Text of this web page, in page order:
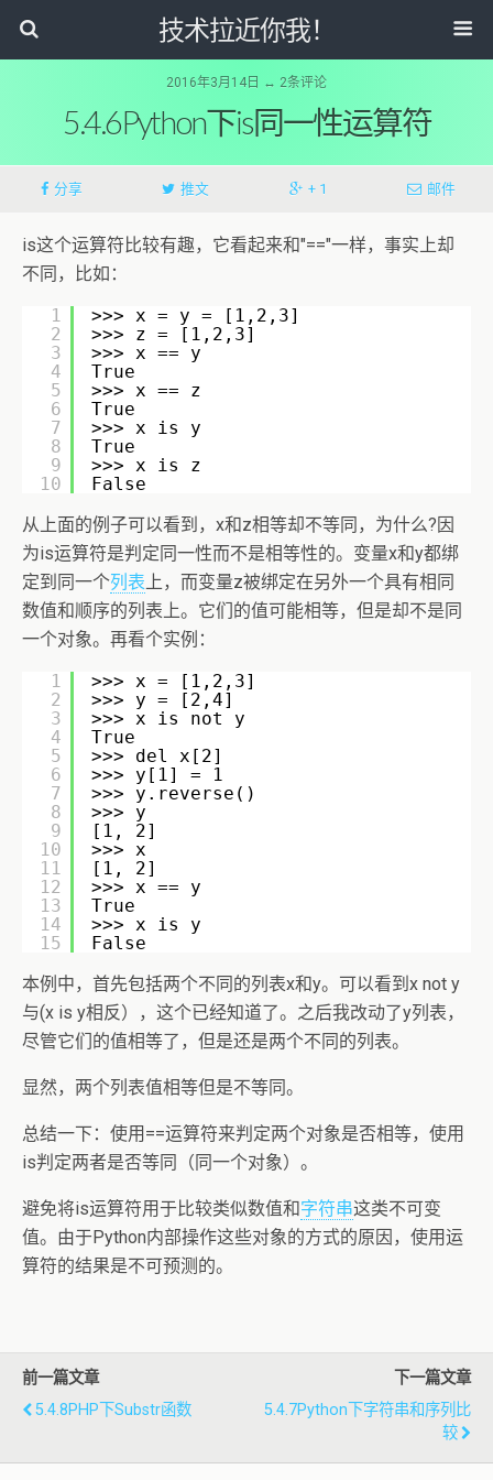
技术拉近你我！
2016年3月14日 ↔ 2条评论
5.4.6Python下is同一性运算符
分享 推文 + 1 邮件
is这个运算符比较有趣，它看起来和"=="一样，事实上却
不同，比如：
1
2
3
4
5
6
7
8
9
10
>>> x = y = [1,2,3]
>>> z = [1,2,3]
>>> x == y
True
>>> x == z
True
>>> x is y
True
>>> x is z
False
从上面的例子可以看到，x和z相等却不等同，为什么?因
为is运算符是判定同一性而不是相等性的。变量x和y都绑
定到同一个列表上，而变量z被绑定在另外一个具有相同
数值和顺序的列表上。它们的值可能相等，但是却不是同
一个对象。再看个实例：
1
2
3
4
5
6
7
8
9
10
11
12
13
14
15
>>> x = [1,2,3]
>>> y = [2,4]
>>> x is not y
True
>>> del x[2]
>>> y[1] = 1
>>> y.reverse()
>>> y
[1, 2]
>>> x
[1, 2]
>>> x == y
True
>>> x is y
False
本例中，首先包括两个不同的列表x和y。可以看到x not y
与(x is y相反），这个已经知道了。之后我改动了y列表，
尽管它们的值相等了，但是还是两个不同的列表。
显然，两个列表值相等但是不等同。
总结一下：使用==运算符来判定两个对象是否相等，使用
is判定两者是否等同（同一个对象）。
避免将is运算符用于比较类似数值和字符串这类不可变
值。由于Python内部操作这些对象的方式的原因，使用运
算符的结果是不可预测的。
前一篇文章
5.4.8PHP下substr函数
下一篇文章
5.4.7Python下字符串和序列比
较